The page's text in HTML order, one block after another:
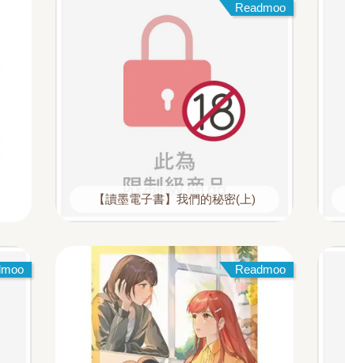
Readmoo
【讀墨電子書】我們的秘密(上)
Readmoo